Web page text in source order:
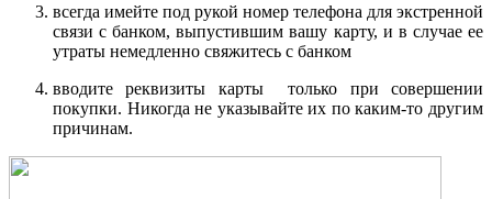
всегда имейте под рукой номер телефона для экстренной
связи с банком, выпустившим вашу карту, и в случае ее
утраты немедленно свяжитесь с банком
вводите реквизиты карты только при совершении
покупки. Никогда не указывайте их по каким-то другим
причинам.